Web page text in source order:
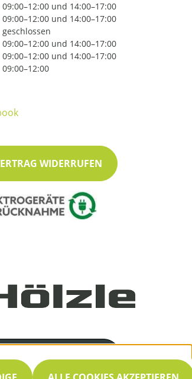
09:00–12:00 und 14:00–17:00
09:00–12:00 und 14:00–17:00
geschlossen
09:00–12:00 und 14:00–17:00
09:00–12:00 und 14:00–17:00
09:00–12:00
WIDERRUFEN
07053 / 8466